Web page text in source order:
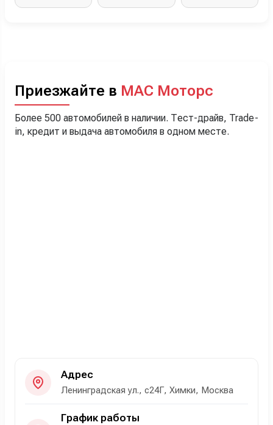
Приезжайте в МАС Моторс
Более 500 автомобилей в наличии. Тест-драйв, Trade-
in, кредит и выдача автомобиля в одном месте.
Адрес
Ленинградская ул., с24Г, Химки, Москва
График работы